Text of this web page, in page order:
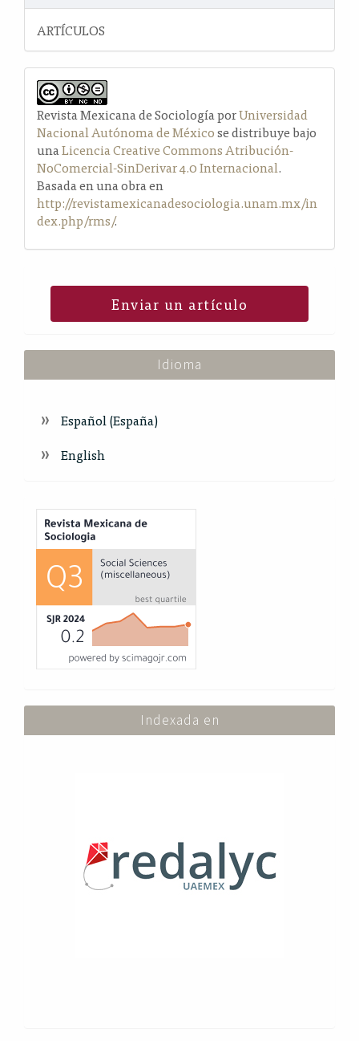
ARTÍCULOS
Revista Mexicana de Sociología porUniversidad
Nacional Autónoma de Méxicose distribuye bajo
unaLicencia Creative Commons Atribución-
NoComercial-SinDerivar 4.0 Internacional.
Basada en una obra en
http://revistamexicanadesociologia.unam.mx/in
dex.php/rms/.
Enviar un artículo
Idioma
Español (España)
English
Index
Indexada en